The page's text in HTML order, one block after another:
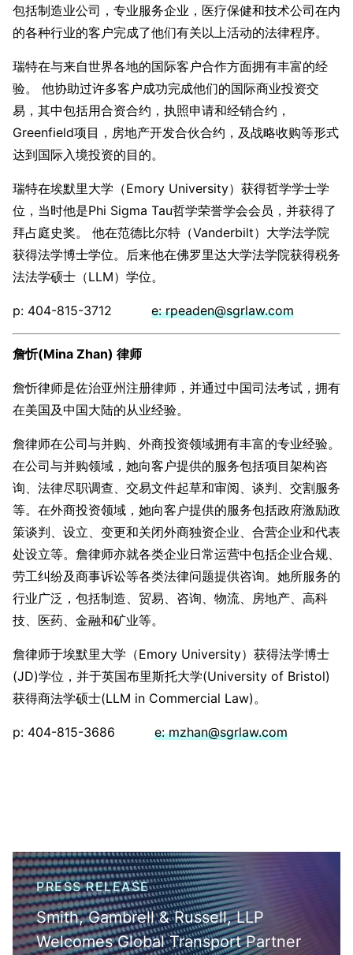
包括制造业公司，专业服务企业，医疗保健和技术公司在内
的各种行业的客户完成了他们有关以上活动的法律程序。
瑞特在与来自世界各地的国际客户合作方面拥有丰富的经
验。 他协助过许多客户成功完成他们的国际商业投资交
易，其中包括用合资合约，执照申请和经销合约，
Greenfield项目，房地产开发合伙合约，及战略收购等形式
达到国际入境投资的目的。
瑞特在埃默里大学（Emory University）获得哲学学士学
位，当时他是Phi Sigma Tau哲学荣誉学会会员，并获得了
拜占庭史奖。 他在范德比尔特（Vanderbilt）大学法学院
获得法学博士学位。后来他在佛罗里达大学法学院获得税务
法法学硕士（LLM）学位。
p: 404-815-3712 e: rpeaden@sgrlaw.com
詹忻(Mina Zhan) 律师
詹忻律师是佐治亚州注册律师，并通过中国司法考试，拥有
在美国及中国大陆的从业经验。
詹律师在公司与并购、外商投资领域拥有丰富的专业经验。
在公司与并购领域，她向客户提供的服务包括项目架构咨
询、法律尽职调查、交易文件起草和审阅、谈判、交割服务
等。在外商投资领域，她向客户提供的服务包括政府激励政
策谈判、设立、变更和关闭外商独资企业、合营企业和代表
处设立等。詹律师亦就各类企业日常运营中包括企业合规、
劳工纠纷及商事诉讼等各类法律问题提供咨询。她所服务的
行业广泛，包括制造、贸易、咨询、物流、房地产、高科
技、医药、金融和矿业等。
詹律师于埃默里大学（Emory University）获得法学博士
(JD)学位，并于英国布里斯托大学(University of Bristol)
获得商法学硕士(LLM in Commercial Law)。
p: 404-815-3686 e: mzhan@sgrlaw.com
PRESS RELEASE
Smith, Gambrell & Russell, LLP
Welcomes Global Transport Partner